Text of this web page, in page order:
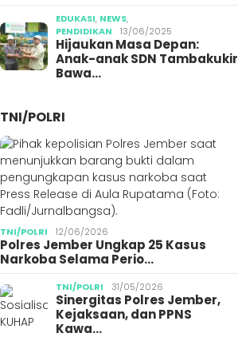
EDUKASI, NEWS,
PENDIDIKAN
13/06/2025
Hijaukan Masa Depan:
Anak-anak SDN Tambakukir
Bawa…
TNI/POLRI
TNI/POLRI 12/06/2026
Polres Jember Ungkap 25 Kasus
Narkoba Selama Perio…
TNI/POLRI 31/05/2026
Sinergitas Polres Jember,
Kejaksaan, dan PPNS
Kawa…